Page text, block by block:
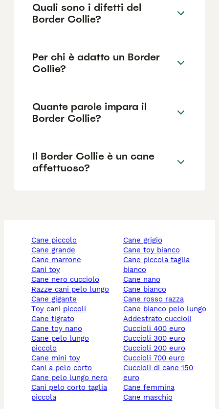
Quali sono i difetti del
Border Collie?
Per chi è adatto un Border
Collie?
Quante parole impara il
Border Collie?
Il Border Collie è un cane
affettuoso?
cane piccolo
cane grande
cane marrone
cani toy
cane nero cucciolo
razze cani pelo lungo
cane gigante
toy cani piccoli
cane tigrato
cane toy nano
cane pelo lungo
piccolo
cane mini toy
cani a pelo corto
cane pelo lungo nero
cani pelo corto taglia
piccola
cane grigio
cane toy bianco
cane piccola taglia
bianco
cane nano
cane bianco
cane rosso razza
cane bianco pelo lungo
addestrato cuccioli
cuccioli 400 euro
cuccioli 300 euro
cuccioli 200 euro
cuccioli 700 euro
cuccioli di cane 150
euro
cane femmina
cane maschio